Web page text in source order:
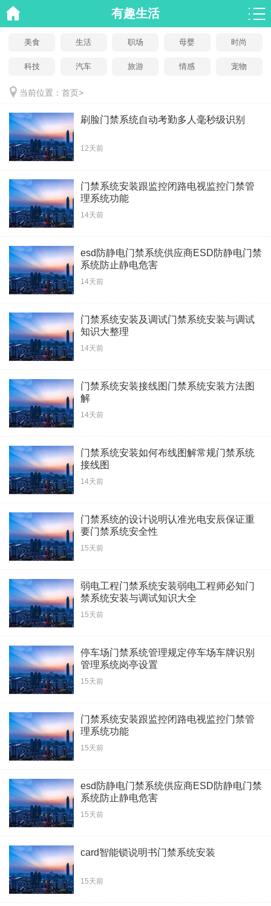
有趣生活
美食 生活 职场 母婴 时尚
科技 汽车 旅游 情感 宠物
当前位置： 首页>
刷脸门禁系统自动考勤多人毫秒级识别
12天前
门禁系统安装跟监控闭路电视监控门禁管
理系统功能
14天前
esd防静电门禁系统供应商ESD防静电门禁
系统防止静电危害
14天前
门禁系统安装及调试门禁系统安装与调试
知识大整理
14天前
门禁系统安装接线图门禁系统安装方法图
解
14天前
门禁系统安装如何布线图解常规门禁系统
接线图
14天前
门禁系统的设计说明认准光电安辰保证重
要门禁系统安全性
15天前
弱电工程门禁系统安装弱电工程师必知门
禁系统安装与调试知识大全
15天前
停车场门禁系统管理规定停车场车牌识别
管理系统岗亭设置
15天前
门禁系统安装跟监控闭路电视监控门禁管
理系统功能
15天前
esd防静电门禁系统供应商ESD防静电门禁
系统防止静电危害
15天前
card智能锁说明书门禁系统安装
15天前